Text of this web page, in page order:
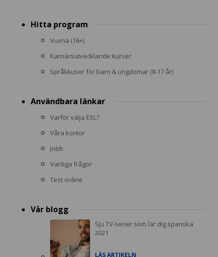
menuHitta program
Vuxna (16+)
Karriärsutvecklande kurser
Språkkuser för barn & ungdomar (8-17 år)
Användbara länkar
Varför välja ESL?
Våra kontor
Jobb
Vanliga frågor
Test online
Vår blogg
Sju TV-serier som lär dig spanska
2021
LÄS ARTIKELN